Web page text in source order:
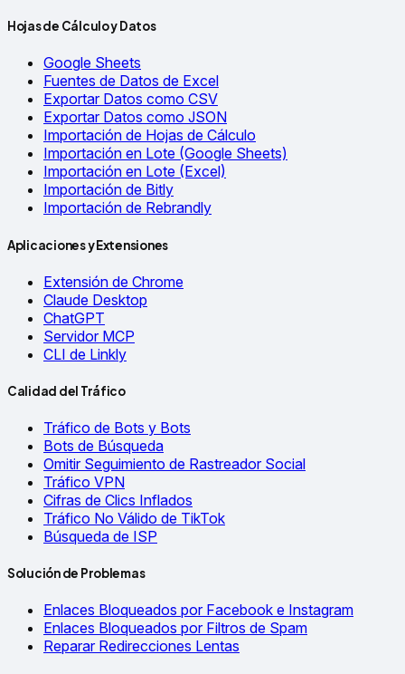
Hojas de Cálculo y Datos
Google Sheets
Fuentes de Datos de Excel
Exportar Datos como CSV
Exportar Datos como JSON
Importación de Hojas de Cálculo
Importación en Lote (Google Sheets)
Importación en Lote (Excel)
Importación de Bitly
Importación de Rebrandly
Aplicaciones y Extensiones
Extensión de Chrome
Claude Desktop
ChatGPT
Servidor MCP
CLI de Linkly
Calidad del Tráfico
Tráfico de Bots y Bots
Bots de Búsqueda
Omitir Seguimiento de Rastreador Social
Tráfico VPN
Cifras de Clics Inflados
Tráfico No Válido de TikTok
Búsqueda de ISP
Solución de Problemas
Enlaces Bloqueados por Facebook e Instagram
Enlaces Bloqueados por Filtros de Spam
Reparar Redirecciones Lentas